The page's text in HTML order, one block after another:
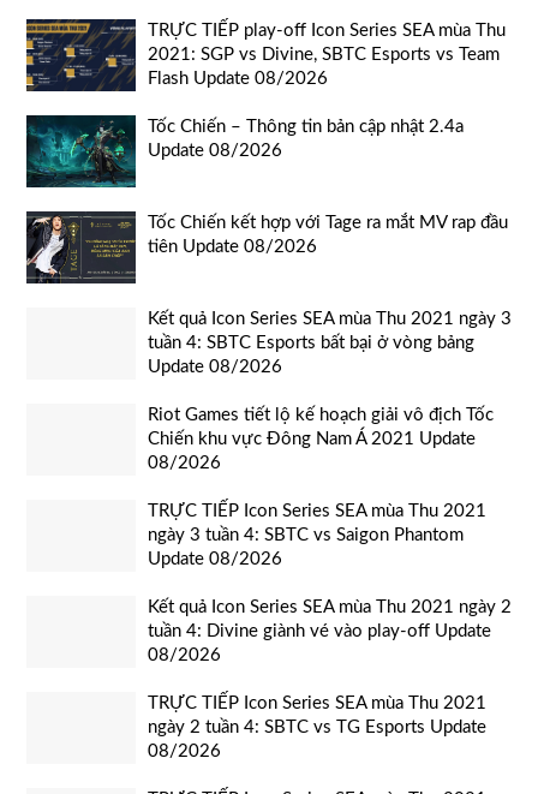
TRỰC TIẾP play-off Icon Series SEA mùa Thu
2021: SGP vs Divine, SBTC Esports vs Team
Flash Update 08/2026
Tốc Chiến – Thông tin bản cập nhật 2.4a
Update 08/2026
Tốc Chiến kết hợp với Tage ra mắt MV rap đầu
tiên Update 08/2026
Kết quả Icon Series SEA mùa Thu 2021 ngày 3
tuần 4: SBTC Esports bất bại ở vòng bảng
Update 08/2026
Riot Games tiết lộ kế hoạch giải vô địch Tốc
Chiến khu vực Đông Nam Á 2021 Update
08/2026
TRỰC TIẾP Icon Series SEA mùa Thu 2021
ngày 3 tuần 4: SBTC vs Saigon Phantom
Update 08/2026
Kết quả Icon Series SEA mùa Thu 2021 ngày 2
tuần 4: Divine giành vé vào play-off Update
08/2026
TRỰC TIẾP Icon Series SEA mùa Thu 2021
ngày 2 tuần 4: SBTC vs TG Esports Update
08/2026